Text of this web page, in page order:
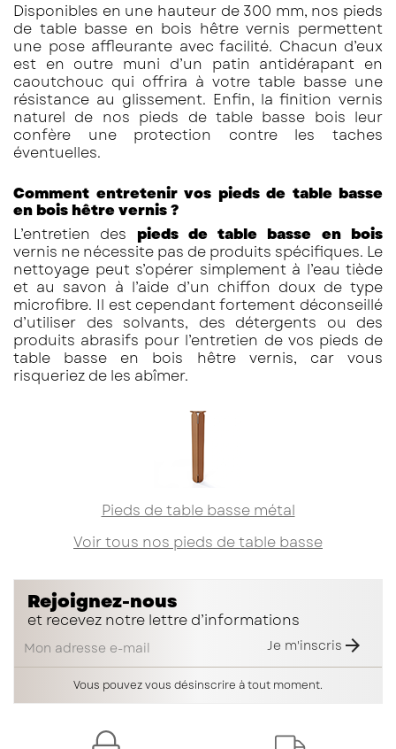
Disponibles en une hauteur de 300 mm, nos pieds
de table basse en bois hêtre vernis permettent
une pose affleurante avec facilité. Chacun d’eux
est en outre muni d’un patin antidérapant en
caoutchouc qui offrira à votre table basse une
résistance au glissement. Enfin, la finition vernis
naturel de nos pieds de table basse bois leur
confère une protection contre les taches
éventuelles.
Comment entretenir vos pieds de table basse
en bois hêtre vernis ?
L’entretien des pieds de table basse en bois
vernis ne nécessite pas de produits spécifiques. Le
nettoyage peut s’opérer simplement à l’eau tiède
et au savon à l’aide d’un chiffon doux de type
microfibre. Il est cependant fortement déconseillé
d’utiliser des solvants, des détergents ou des
produits abrasifs pour l’entretien de vos pieds de
table basse en bois hêtre vernis, car vous
risqueriez de les abîmer.
Pieds de table basse métal
Voir tous nos pieds de table basse
Rejoignez-nous
et recevez notre lettre d’informations
Je m'inscris 
Vous pouvez vous désinscrire à tout moment.